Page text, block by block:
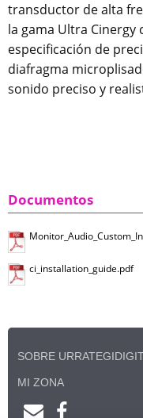
transductor de alta
la gama Ultra Cinergy
especificación de
diafragma
sonido preciso y
Documentos
ci_installation_guide.pdf
SOBRE
MI ZONA